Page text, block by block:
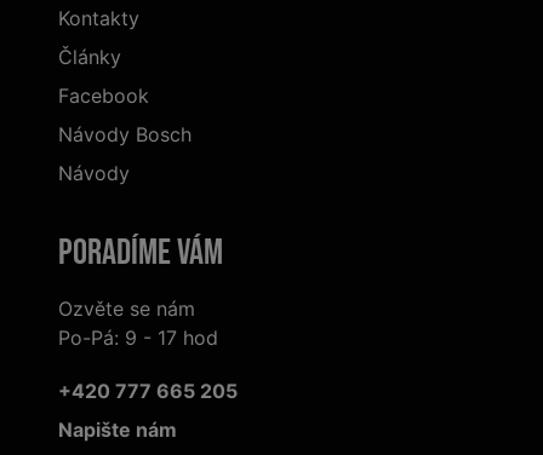
Kontakty
Články
Facebook
Návody Bosch
Návody
Poradíme Vám
Ozvěte se nám
Po-Pá: 9 - 17 hod
+420 777 665 205
Napište nám